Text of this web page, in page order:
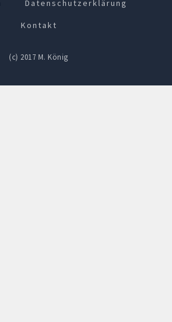
Datenschutzerklärung
Kontakt
(c) 2017 M. König